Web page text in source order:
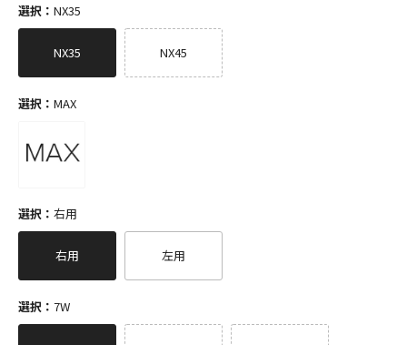
選択： NX35
NX35 NX45
選択： MAX
選択： 右用
右用 左用
選択： 7W